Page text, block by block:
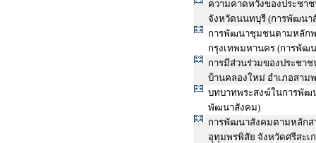
ความคาดหวังของประชา
จังหวัดนนทบุรี (การพัฒนา
การพัฒนาชุมชนตามหลัก
กรุงเทพมหานคร (การพัฒ
การมีส่วนร่วมของประชา
บ้านคลองใหม่ อำเภอสาม
บทบาทพระสงฆ์ในการพัฒ
พัฒนาสังคม)
การพัฒนาสังคมตามหลักส
อุทุมพรพิสัย จังหวัดศรีสะเ